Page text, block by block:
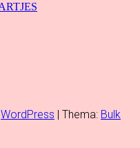
WordPress | Thema: Bulk